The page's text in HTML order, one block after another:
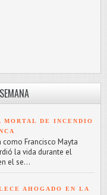
DE INCENDIO
Francisco Mayta
la vida durante el
el se...
AHOGADO EN LA